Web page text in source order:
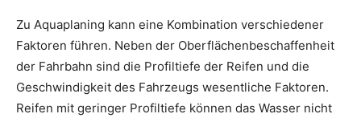
Zu Aquaplaning kann eine Kombination verschiedener
Faktoren führen. Neben der Oberflächenbeschaffenheit
der Fahrbahn sind die Profiltiefe der Reifen und die
Geschwindigkeit des Fahrzeugs wesentliche Faktoren.
Reifen mit geringer Profiltiefe können das Wasser nicht